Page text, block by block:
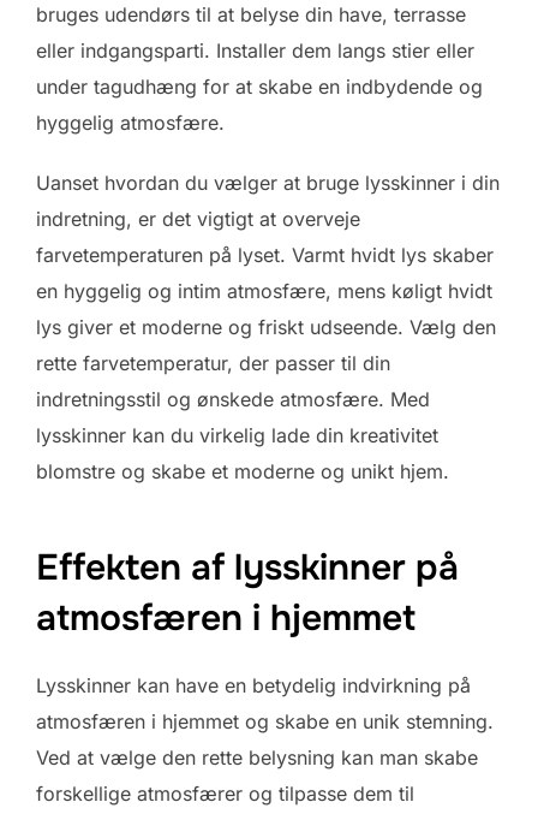
bruges udendørs til at belyse din have, terrasse
eller indgangsparti. Installer dem langs stier eller
under tagudhæng for at skabe en indbydende og
hyggelig atmosfære.
Uanset hvordan du vælger at bruge lysskinner i din
indretning, er det vigtigt at overveje
farvetemperaturen på lyset. Varmt hvidt lys skaber
en hyggelig og intim atmosfære, mens køligt hvidt
lys giver et moderne og friskt udseende. Vælg den
rette farvetemperatur, der passer til din
indretningsstil og ønskede atmosfære. Med
lysskinner kan du virkelig lade din kreativitet
blomstre og skabe et moderne og unikt hjem.
Effekten af lysskinner på
atmosfæren i hjemmet
Lysskinner kan have en betydelig indvirkning på
atmosfæren i hjemmet og skabe en unik stemning.
Ved at vælge den rette belysning kan man skabe
forskellige atmosfærer og tilpasse dem til